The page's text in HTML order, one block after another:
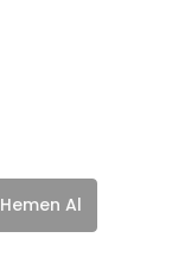
Hemen Al